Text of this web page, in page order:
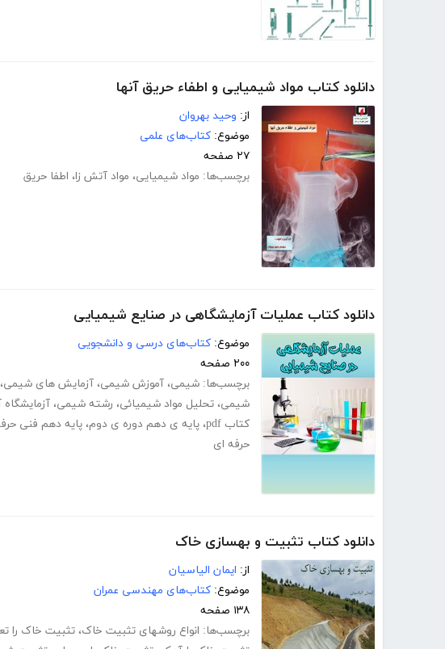
دانلود کتاب مواد شیمیایی و اطفاء حریق آنها
از: وحید بهروان
موضوع: کتاب‌های علمی
۲۷ صفحه
برچسب‌ها: مواد شیمیایی، مواد آتش زا، اطفا حریق
دانلود کتاب عملیات آزمایشگاهی در صنایع شیمیایی
موضوع: کتاب‌های درسی و دانشجویی
۲۰۰ صفحه
برچسب‌ها: شیمی، آموزش شیمی، آزمایش های شیمی،
شیمی، تحلیل مواد شیمیائی، رشته شیمی، آزمایشگاه
کتاب pdf
، پایه ی دهم دوره ی دوم، پایه دهم فنی
حرفه ای
دانلود کتاب تثبیت و بهسازی خاک
از: ایمان الیاسیان
موضوع: کتاب‌های مهندسی عمران
۱۳۸ صفحه
برچسب‌ها: انواع روشهای تثبیت خاک، تثبیت خاک را